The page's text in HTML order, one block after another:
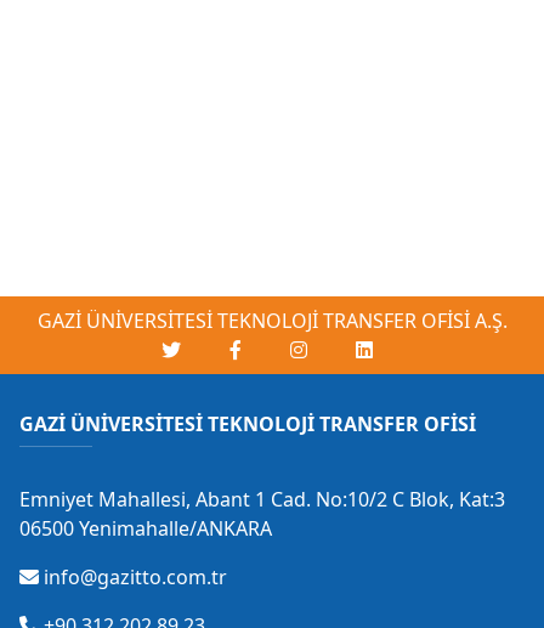
GAZİ ÜNİVERSİTESİ TEKNOLOJİ TRANSFER OFİSİ A.Ş.
GAZİ ÜNİVERSİTESİ TEKNOLOJİ TRANSFER OFİSİ
Emniyet Mahallesi, Abant 1 Cad. No:10/2 C Blok, Kat:3
06500 Yenimahalle/ANKARA
info@gazitto.com.tr